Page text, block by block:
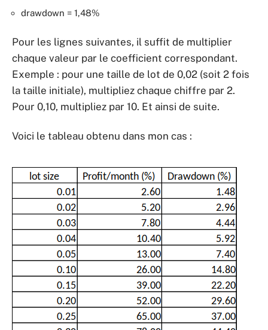
drawdown = 1,48%
Pour les lignes suivantes, il suffit de multiplier
chaque valeur par le coefficient correspondant.
Exemple : pour une taille de lot de 0,02 (soit 2 fois
la taille initiale), multipliez chaque chiffre par 2.
Pour 0,10, multipliez par 10. Et ainsi de suite.
Voici le tableau obtenu dans mon cas :